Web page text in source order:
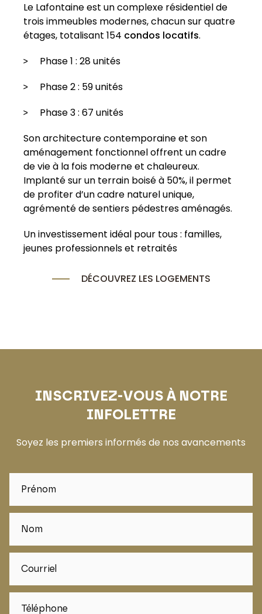
Le Lafontaine est un complexe résidentiel de
trois immeubles modernes, chacun sur quatre
étages, totalisant 154 condos locatifs.
Phase 1 : 28 unités
Phase 2 : 59 unités
Phase 3 : 67 unités
Son architecture contemporaine et son
aménagement fonctionnel offrent un cadre
de vie à la fois moderne et chaleureux.
Implanté sur un terrain boisé à 50%, il permet
de profiter d’un cadre naturel unique,
agrémenté de sentiers pédestres aménagés.
Un investissement idéal pour tous : familles,
jeunes professionnels et retraités
DÉCOUVREZ LES LOGEMENTS
INSCRIVEZ-VOUS À NOTRE
INFOLETTRE
Soyez les premiers informés de nos avancements